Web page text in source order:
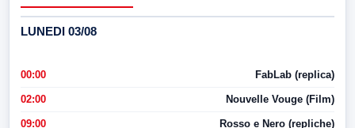
LUNEDI 03/08
00:00 FabLab (replica)
02:00 Nouvelle Vouge (Film)
09:00 Rosso e Nero (repliche)